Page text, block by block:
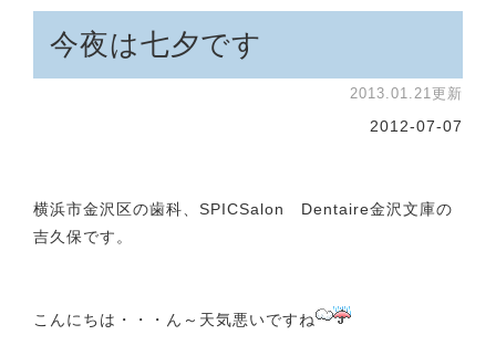
今夜は七夕です
2013.01.21更新
2012-07-07
横浜市金沢区の歯科、SPICSalon Dentaire金沢文庫の
吉久保です。
こんにちは・・・ん～天気悪いですね